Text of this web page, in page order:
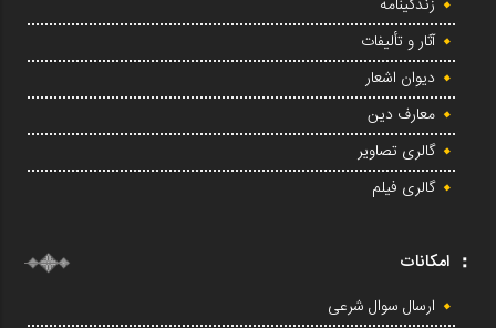
زندگینامه
آثار و تألیفات
دیوان اشعار
معارف دین
گالری تصاویر
گالری فیلم
امکانات
ارسال سوال شرعی